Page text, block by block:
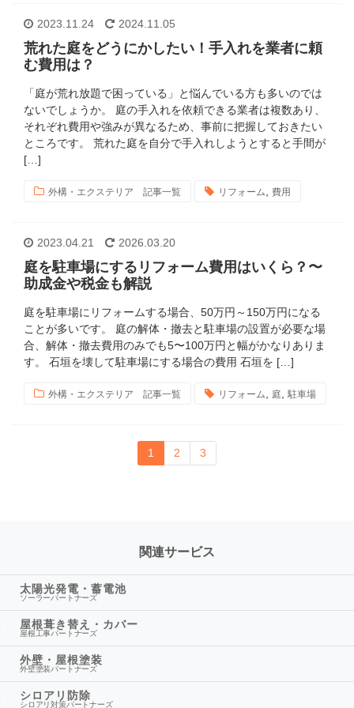
2023.11.24 2024.11.05
荒れた庭をどうにかしたい！手入れを業者に頼
む費用は？
「庭が荒れ放題で困っている」と悩んでいる方も多いのでは
ないでしょうか。 庭の手入れを依頼できる業者は複数あり、
それぞれ費用や強みが異なるため、事前に把握しておきたい
ところです。 荒れた庭を自分で手入れしようとすると手間が
[…]
外構・エクステリア 記事一覧 リフォーム 費用
2023.04.21 2026.03.20
庭を駐車場にするリフォーム費用はいくら？〜
助成金や税金も解説
庭を駐車場にリフォームする場合、50万円～150万円になる
ことが多いです。 庭の解体・撤去と駐車場の設置が必要な場
合、解体・撤去費用のみでも5〜100万円と幅がかなりありま
す。 石垣を壊して駐車場にする場合の費用 石垣を […]
外構・エクステリア 記事一覧 リフォーム 庭 駐車場
1 2 3
関連サービス
太陽光発電・蓄電池
ソーラーパートナーズ
屋根葺き替え・カバー
屋根工事パートナーズ
外壁・屋根塗装
外壁塗装パートナーズ
シロアリ防除
シロアリ対策パートナーズ